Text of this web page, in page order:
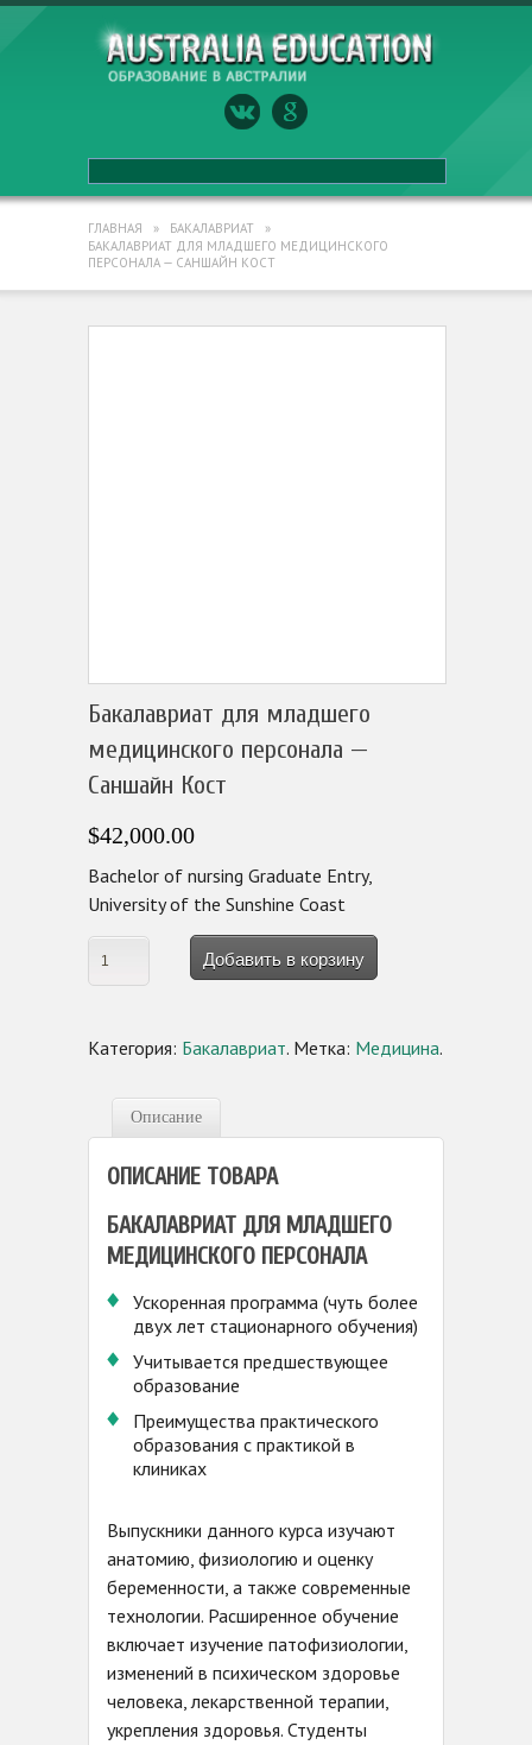
ГЛАВНАЯ » БАКАЛАВРИАТ
»
БАКАЛАВРИАТ ДЛЯ МЛАДШЕГО МЕДИЦИНСКОГО
ПЕРСОНАЛА — САНШАЙН КОСТ
Бакалавриат для младшего
медицинского персонала —
Саншайн Кост
$42,000.00
Bachelor of nursing Graduate Entry,
University of the Sunshine Coast
Добавить в корзину
Категория: Бакалавриат. Метка: Медицина.
Описание
ОПИСАНИЕ ТОВАРА
БАКАЛАВРИАТ ДЛЯ МЛАДШЕГО
МЕДИЦИНСКОГО ПЕРСОНАЛА
Ускоренная программа (чуть более
двух лет стационарного обучения)
Учитывается предшествующее
образование
Преимущества практического
образования с практикой в
клиниках
Выпускники данного курса изучают
анатомию, физиологию и оценку
беременности, а также современные
технологии. Расширенное обучение
включает изучение патофизиологии,
изменений в психическом здоровье
человека, лекарственной терапии,
укрепления здоровья. Студенты